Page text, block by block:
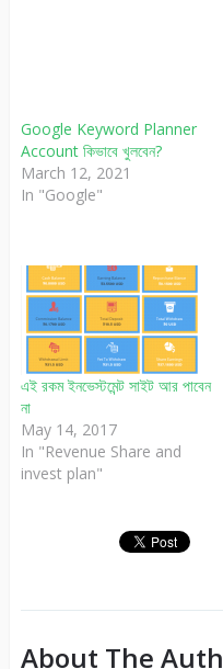
Google Keyword Planner
Account কিভাবে খুলবেন?
March 12, 2021
In "Google"
এই রকম ইনভেস্টমেন্ট সাইট আর পাবেন
না
May 14, 2017
In "Revenue Share and
invest plan"
About The